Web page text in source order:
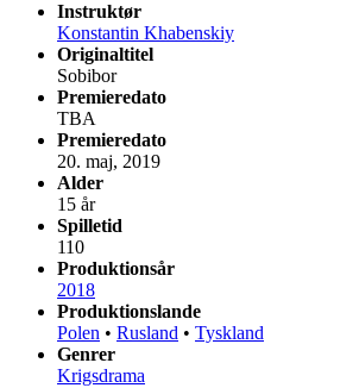
Instruktør
Konstantin Khabenskiy
Originaltitel
Sobibor
Premieredato
TBA
Premieredato
20. maj, 2019
Alder
15 år
Spilletid
110
Produktionsår
2018
Produktionslande
Polen • Rusland • Tyskland
Genrer
Krigsdrama